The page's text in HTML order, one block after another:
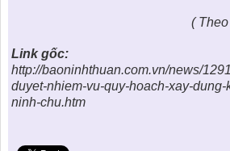
(
Link gốc:
http://baoninhthuan.com.vn/news/
duyet-nhiem-vu-quy-hoach-xay-
ninh-chu.htm